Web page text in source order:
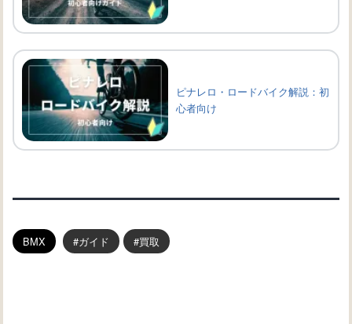
ピナレロ・ロードバイク解説：初
心者向け
BMX ガイド 買取